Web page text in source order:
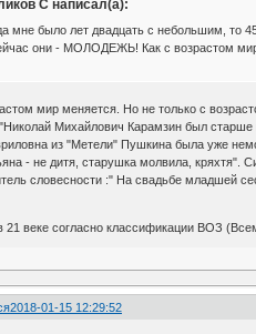
С написал(а):
мне было лет двадцать с небольшим, то
они - МОЛОДЕЖЬ! Как с возрастом
мир меняется. Но не только с
Михайлович Карамзин был
из "Метели" Пушкина была уже
- не дитя, старушка молвила, кряхтя".
словесности :" На свадьбе младшей
21 веке согласно классификации ВОЗ
2018-01-15 12:29:52